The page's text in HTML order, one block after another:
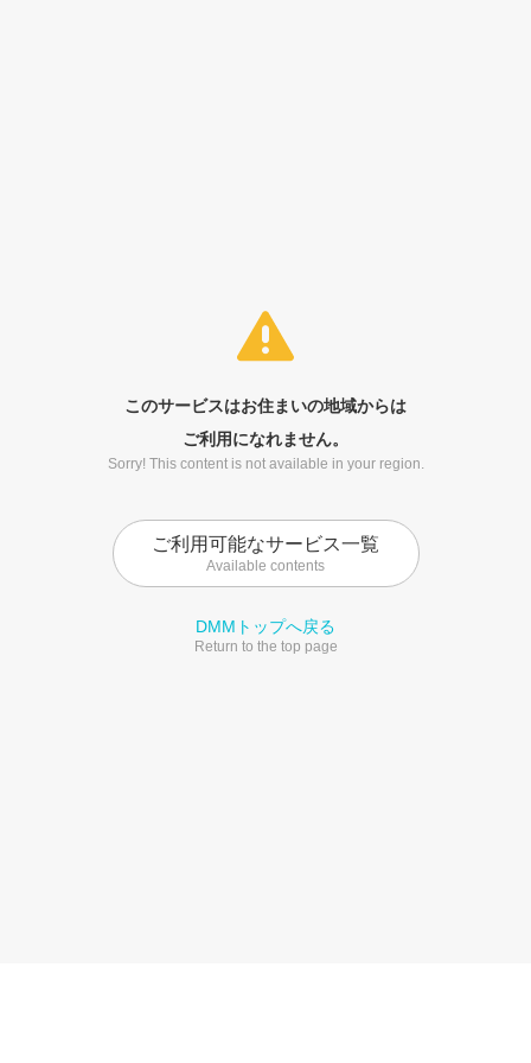
このサービスはお住まいの地域からは
ご利用になれません。
Sorry! This content is not available in your region.
ご利用可能なサービス一覧
Available contents
DMMトップへ戻る
Return to the top page